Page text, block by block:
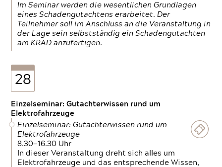
Im Seminar werden die wesentlichen Grundlagen
eines Schadengutachtens erarbeitet. Der
Teilnehmer soll im Anschluss an die Veranstaltung in
der Lage sein selbstständig ein Schadengutachten
am KRAD anzufertigen.
28
Einzelseminar: Gutachterwissen rund um
Elektrofahrzeuge
Einzelseminar: Gutachterwissen rund um
Elektrofahrzeuge
8.30—16.30 Uhr
In dieser Veranstaltung dreht sich alles um
Elektrofahrzeuge und das entsprechende Wissen,